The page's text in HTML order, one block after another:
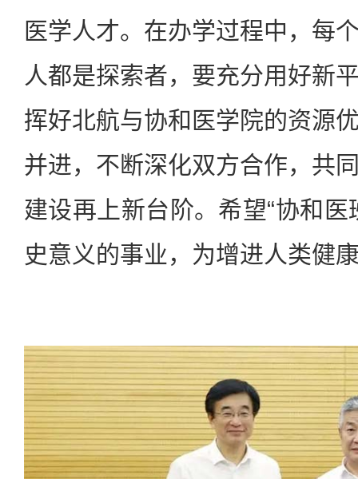
医学人才。在办学过程中，每
人都是探索者，要充分用好新
挥好北航与协和医学院的资源
并进，不断深化双方合作，共
建设再上新台阶。希望“协和
史意义的事业，为增进人类健